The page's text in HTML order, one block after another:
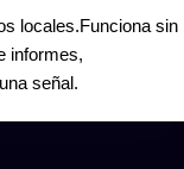
locales.Funciona sin
informes,
señal.